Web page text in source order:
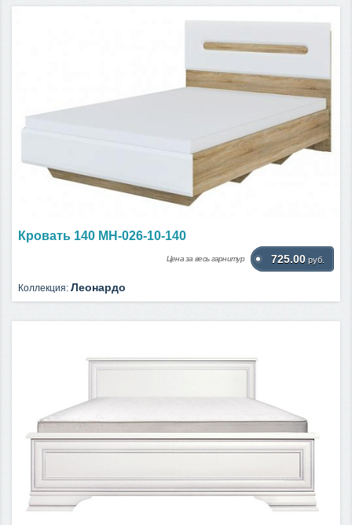
Кровать 140 МН-026-10-140
Цена за весь гарнитур 725.00 руб.
Коллекция: Леонардо